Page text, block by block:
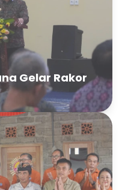
Gelar Rakor